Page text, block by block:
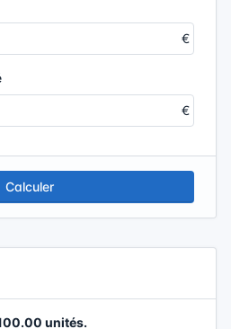
Calculer
unités.